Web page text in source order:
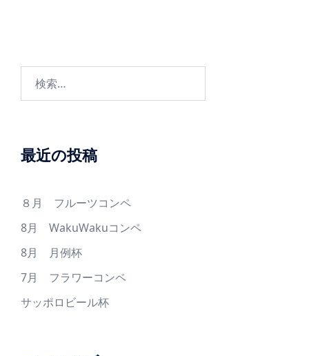
ョ
最近の投稿
８月 フルーツコンペ
8月 WakuWakuコンペ
8月 月例杯
7月 フラワーコンペ
サッポロビール杯